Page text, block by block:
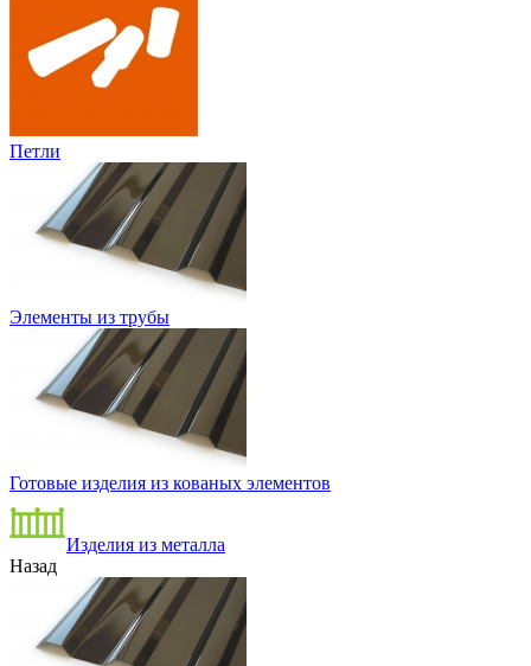
Петли
Элементы из трубы
Готовые изделия из кованых элементов
Изделия из металла
Назад